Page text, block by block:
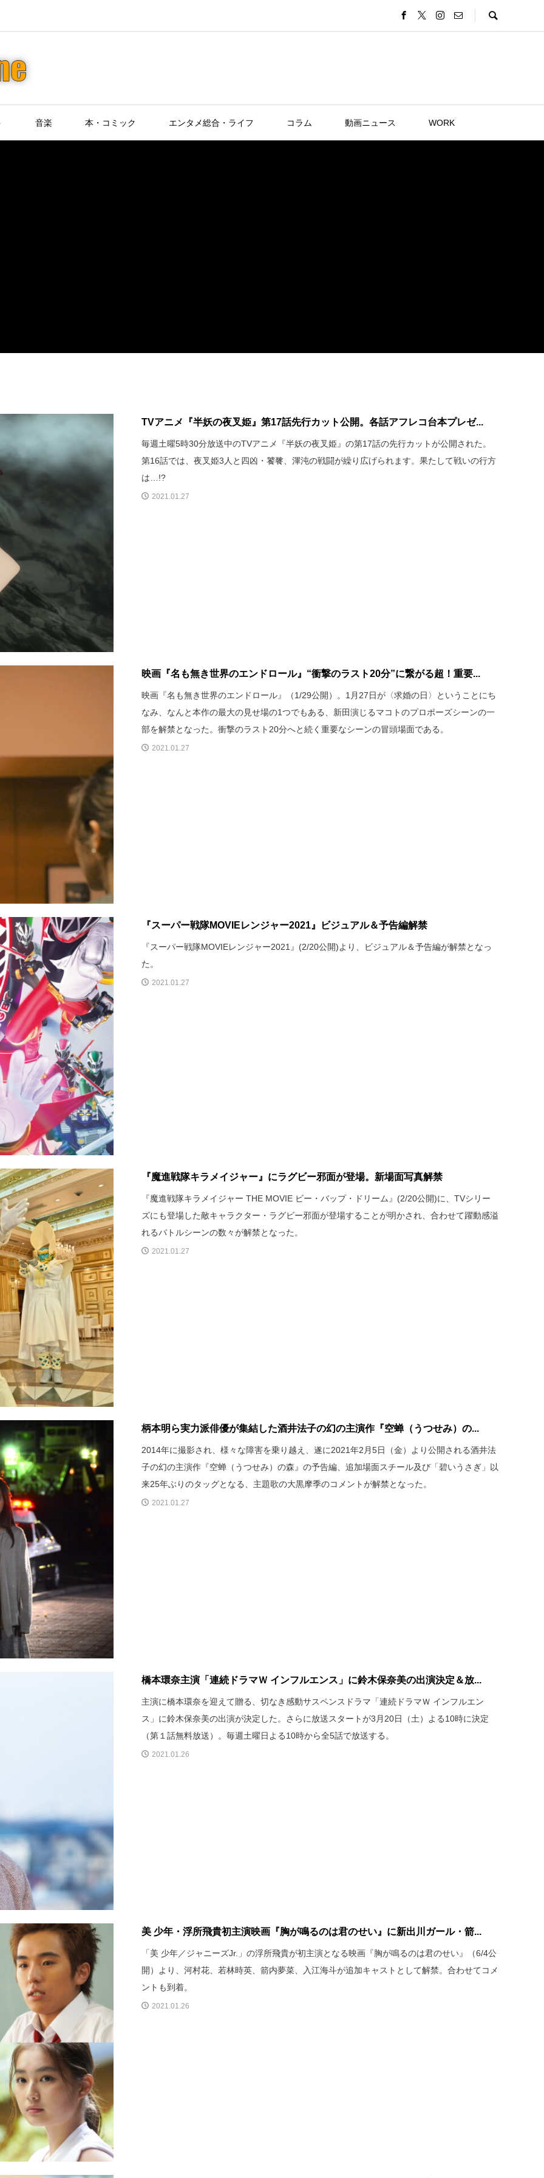
音楽 本・コミック エンタメ総合・ライフ コラム 動画ニュース WORK
TVアニメ『半妖の夜叉姫』第17話先行カット公開。各話アフレコ台本プレゼ...
毎週土曜5時30分放送中のTVアニメ『半妖の夜叉姫』の第17話の先行カットが公開された。
第16話では、夜叉姫3人と四凶・饕餮、渾沌の戦闘が繰り広げられます。果たして戦いの行方
は…!?
2021.01.27
映画『名も無き世界のエンドロール』“衝撃のラスト20分”に繋がる超！重要...
映画『名も無き世界のエンドロール』（1/29公開）。1月27日が〈求婚の日〉ということにち
なみ、なんと本作の最大の見せ場の1つでもある、新田演じるマコトのプロポーズシーンの一
部を解禁となった。衝撃のラスト20分へと続く重要なシーンの冒頭場面である。
2021.01.27
『スーパー戦隊MOVIEレンジャー2021』ビジュアル＆予告編解禁
『スーパー戦隊MOVIEレンジャー2021』(2/20公開)より、ビジュアル＆予告編が解禁となっ
た。
2021.01.27
『魔進戦隊キラメイジャー』にラグビー邪面が登場。新場面写真解禁
『魔進戦隊キラメイジャー THE MOVIE ビー・バップ・ドリーム』(2/20公開)に、TVシリー
ズにも登場した敵キャラクター・ラグビー邪面が登場することが明かされ、合わせて躍動感溢
れるバトルシーンの数々が解禁となった。
2021.01.27
柄本明ら実力派俳優が集結した酒井法子の幻の主演作『空蝉（うつせみ）の...
2014年に撮影され、様々な障害を乗り越え、遂に2021年2月5日（金）より公開される酒井法
子の幻の主演作『空蝉（うつせみ）の森』の予告編、追加場面スチール及び「碧いうさぎ」以
来25年ぶりのタッグとなる、主題歌の大黒摩季のコメントが解禁となった。
2021.01.27
橋本環奈主演「連続ドラマＷ インフルエンス」に鈴木保奈美の出演決定＆放...
主演に橋本環奈を迎えて贈る、切なき感動サスペンスドラマ「連続ドラマＷ インフルエン
ス」に鈴木保奈美の出演が決定した。さらに放送スタートが3月20日（土）よる10時に決定
（第１話無料放送）。毎週土曜日よる10時から全5話で放送する。
2021.01.26
美 少年・浮所飛貴初主演映画『胸が鳴るのは君のせい』に新出川ガール・箭...
「美 少年／ジャニーズJr.」の浮所飛貴が初主演となる映画『胸が鳴るのは君のせい』（6/4公
開）より、河村花、若林時英、箭内夢菜、入江海斗が追加キャストとして解禁。合わせてコメ
ントも到着。
2021.01.26